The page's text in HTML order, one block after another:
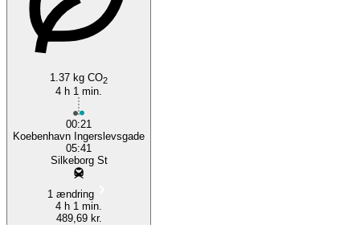
1.37 kg CO2
4 h 1 min.
00:21
Koebenhavn Ingerslevsgade
05:41
Silkeborg St
1 ændring
4 h 1 min.
489,69 kr.